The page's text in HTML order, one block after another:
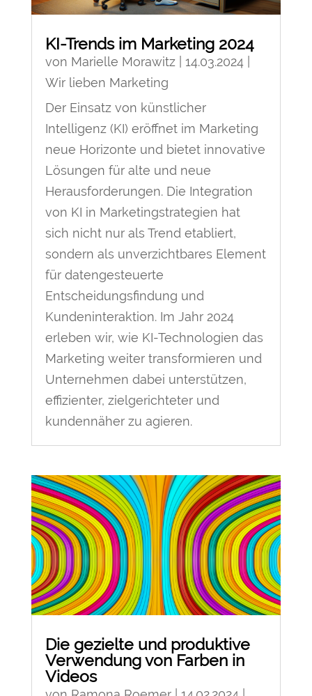
KI-Trends im Marketing 2024
von Marielle Morawitz| 14.03.2024|
Wir lieben Marketing
Der Einsatz von künstlicher
Intelligenz (KI) eröffnet im Marketing
neue Horizonte und bietet innovative
Lösungen für alte und neue
Herausforderungen. Die Integration
von KI in Marketingstrategien hat
sich nicht nur als Trend etabliert,
sondern als unverzichtbares Element
für datengesteuerte
Entscheidungsfindung und
Kundeninteraktion. Im Jahr 2024
erleben wir, wie KI-Technologien das
Marketing weiter transformieren und
Unternehmen dabei unterstützen,
effizienter, zielgerichteter und
kundennäher zu agieren.
Die gezielte und produktive
Verwendung von Farben in
Videos